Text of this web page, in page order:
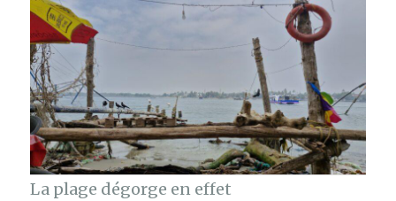
La plage dégorge en effet